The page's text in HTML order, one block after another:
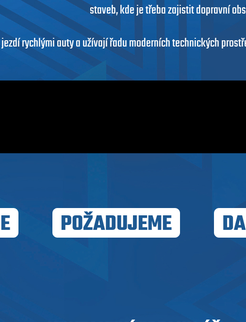
staveb, kde je třeba zajistit dopravní
rychlými auty a užívají řadu moderních technických
POŽADUJEME